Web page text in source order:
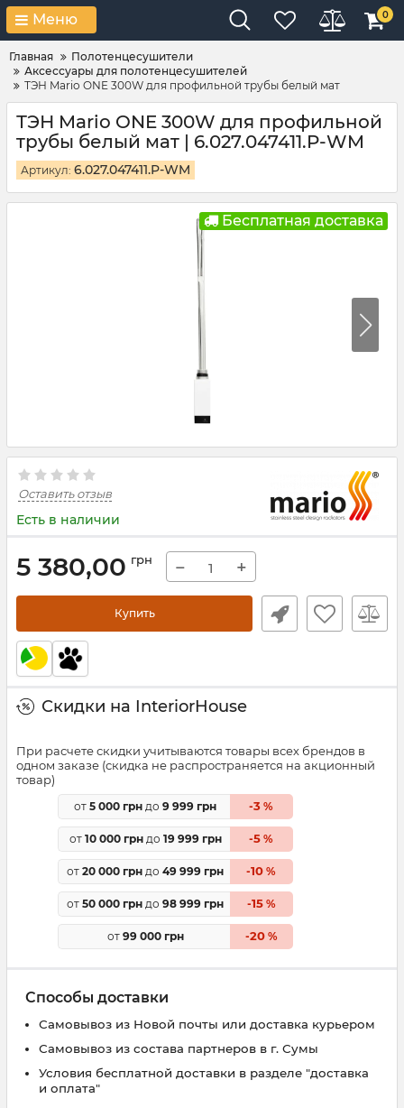
Меню 0
Главная
Полотенцесушители
Аксессуары для полотенцесушителей
ТЭН Mario ONE 300W для профильной трубы белый мат
ТЭН Mario ONE 300W для профильной
трубы белый мат | 6.027.047411.P-WM
Артикул: 6.027.047411.P-WM
Бесплатная доставка
Оставить отзыв
Есть в наличии
5 380,00 грн − +
Купить
Скидки на InteriorHouse
При расчете скидки учитываются товары всех брендов в
одном заказе (скидка не распространяется на акционный
товар)
от 5 000 грн до 9 999 грн -3 %
от 10 000 грндо 19 999 грн -5 %
от 20 000 грн до 49 999 грн -10 %
от 50 000 грн до 98 999 грн -15%
от 99 000 грн -20%
Способы доставки
Самовывоз из Новой почты или доставка курьером
Самовывоз из состава партнеров в г. Сумы
Условия бесплатной доставки в разделе "доставка
и оплата"